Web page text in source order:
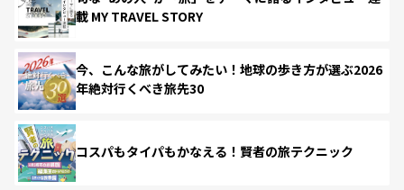
載 MY TRAVEL STORY
今、こんな旅がしてみたい！地球の歩き方が選ぶ2026
年絶対行くべき旅先30
コスパもタイパもかなえる！賢者の旅テクニック